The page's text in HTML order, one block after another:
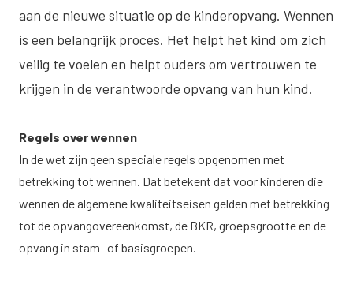
aan de nieuwe situatie op de kinderopvang. Wennen
is een belangrijk proces. Het helpt het kind om zich
veilig te voelen en helpt ouders om vertrouwen te
krijgen in de verantwoorde opvang van hun kind.
Regels over wennen
In de wet zijn geen speciale regels opgenomen met
betrekking tot wennen. Dat betekent dat voor kinderen die
wennen de algemene kwaliteitseisen gelden met betrekking
tot de opvangovereenkomst, de BKR, groepsgrootte en de
opvang in stam- of basisgroepen.